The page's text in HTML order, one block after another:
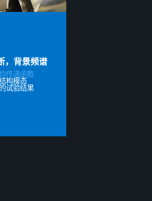
，背景频谱
传递函数
构模态
试验结果